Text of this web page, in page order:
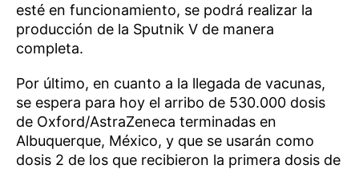
esté en funcionamiento, se podrá realizar la
producción de la Sputnik V de manera
completa.
Por último, en cuanto a la llegada de vacunas,
se espera para hoy el arribo de 530.000 dosis
de Oxford/AstraZeneca terminadas en
Albuquerque, México, y que se usarán como
dosis 2 de los que recibieron la primera dosis de